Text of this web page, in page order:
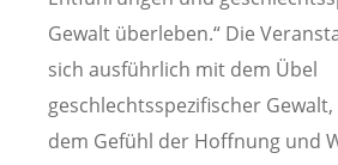
Gewalt überleben.“ Die
sich ausführlich mit dem Übel
geschlechtsspezifischer
dem Gefühl der Hoffnung und